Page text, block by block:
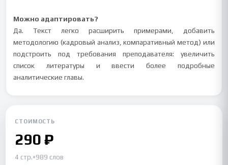
Можно адаптировать?
Да. Текст легко расширить примерами, добавить
методологию (кадровый анализ, компаративный метод) или
подстроить под требования преподавателя: увеличить
список литературы и ввести более подробные
аналитические главы.
СТОИМОСТЬ
290 ₽
4 стр.•989 слов